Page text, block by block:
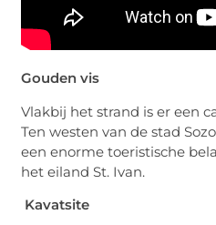
Gouden vis
Vlakbij het strand is er een
Ten westen van de stad
een enorme toeristische
het eiland St. Ivan.
Kavatsite